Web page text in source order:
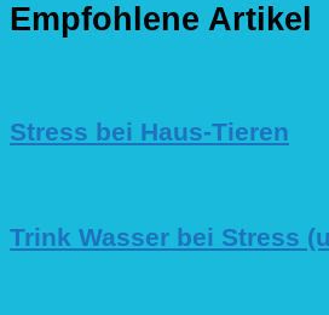
Empfohlene Artikel
Stress bei Haus-Tieren
Trink Wasser bei Stress